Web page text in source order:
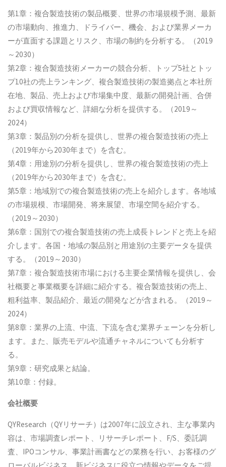
第1章：複合製造技術の製品概要、世界の市場規模予測、最新
の市場動向、推進力、ドライバー、機会、および業界メーカ
ーが直面する課題とリスク、市場の制約を分析する。（2019
～2030）
第2章：複合製造技術メーカーの競合分析、トップ5社とトッ
プ10社の売上ランキング、複合製造技術の製造拠点と本社所
在地、製品、売上および市場集中度、最新の開発計画、合併
および買収情報など、詳細な分析を提供する。（2019～
2024）
第3章：製品別の分析を提供し、世界の複合製造技術の売上
（2019年から2030年まで）を含む。
第4章：用途別の分析を提供し、世界の複合製造技術の売上
（2019年から2030年まで）を含む。
第5章：地域別での複合製造技術の売上を紹介します。各地域
の市場規模、市場開発、将来展望、市場空間を紹介する。
（2019～2030）
第6章：国別での複合製造技術の売上成長トレンドと売上を紹
介します。各国・地域の製品別と用途別の主要データを提供
する。（2019～2030）
第7章：複合製造技術市場における主要企業情報を提供し、会
社概要と事業概要を詳細に紹介する。複合製造技術の売上、
粗利益率、製品紹介、最近の開発などが含まれる。（2019～
2024）
第8章：業界の上流、中流、下流を含む業界チェーンを分析し
ます。また、販売モデルや流通チャネルについても分析す
る。
第9章：研究成果と結論。
第10章：付録。
会社概要
QYResearch（QYリサーチ）は2007年に設立され、主な事業内
容は、市場調査レポート、リサーチレポート、F/S、委託調
査、IPOコンサル、事業計画書などの業務を行い、お客様のグ